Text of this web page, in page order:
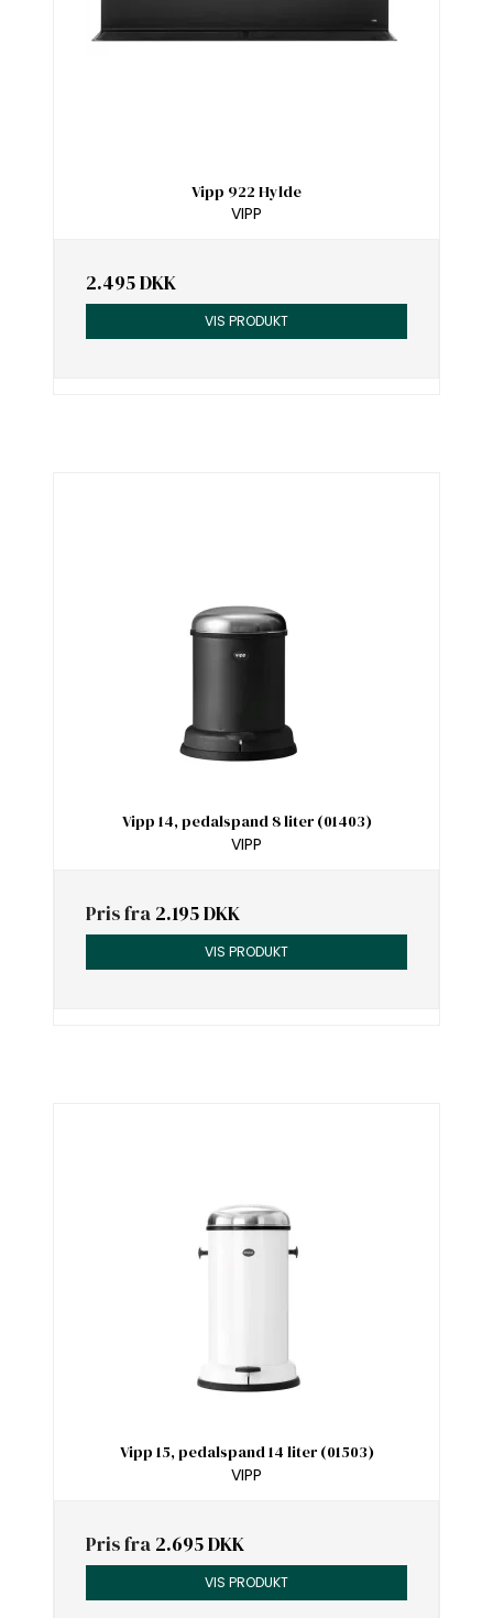
Vipp 922 Hylde
VIPP
2.495 DKK
VIS PRODUKT
Vipp 14, pedalspand 8 liter (01403)
VIPP
Pris fra 2.195 DKK
VIS PRODUKT
Vipp 15, pedalspand 14 liter (01503)
VIPP
Pris fra 2.695 DKK
VIS PRODUKT